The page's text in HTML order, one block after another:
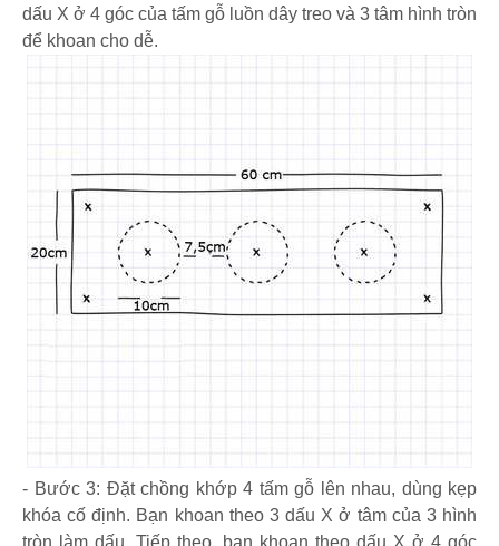
dấu X ở 4 góc của tấm gỗ luồn dây treo và 3 tâm hình tròn
để khoan cho dễ.
- Bước 3: Đặt chồng khớp 4 tấm gỗ lên nhau, dùng kẹp
khóa cố định. Bạn khoan theo 3 dấu X ở tâm của 3 hình
tròn làm dấu. Tiếp theo, bạn khoan theo dấu X ở 4 góc